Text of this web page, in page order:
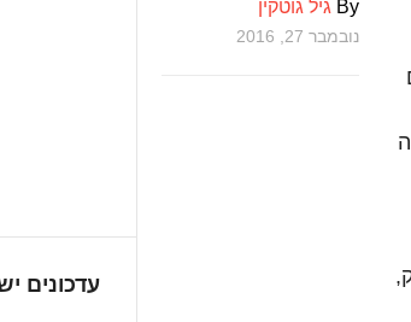
By גיל גוטקין
נובמבר 27, 2016
עדכונים